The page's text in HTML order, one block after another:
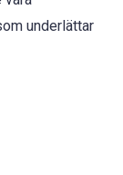
underlättar